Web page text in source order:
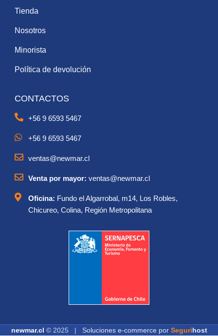
Tienda
Nosotros
Minorista
Política de devolución
CONTACTOS
+56 9 6593 5467
+56 9 6593 5467
ventas@newmar.cl
Venta por mayor: ventas@newmar.cl
Oficina: Fundo el Algarrobal, m14, Los Robles,
Chicureo, Colina, Región Metropolitana
newmar.cl © 2025 | Soluciones e-commerce por Segurihost